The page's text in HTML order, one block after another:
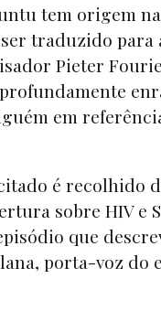
tem origem
traduzido para
Pieter
profundamente
em
é recolhido
sobre HIV e
que
porta-voz do